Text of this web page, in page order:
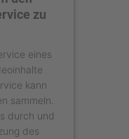
zu
eines
kann
sammeln.
durch und
des